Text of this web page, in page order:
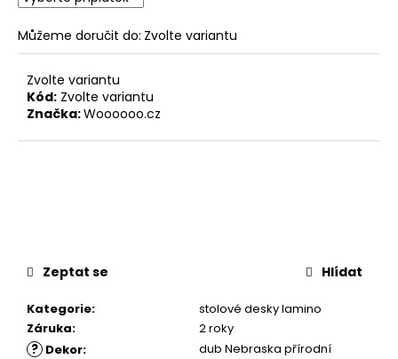
Můžeme doručit do: Zvolte variantu
Zvolte variantu
Kód: Zvolte variantu
Značka:Woooooo.cz
Kategorie:
stolové desky lamino
Záruka: 2 roky
? Dekor: dub Nebraska přírodní
Zeptat se Hlídat